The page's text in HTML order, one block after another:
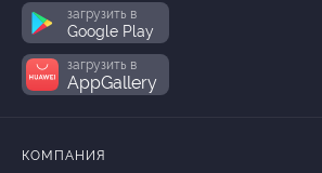
загрузить в
Google Play
загрузить в
AppGallery
КОМПАНИЯ